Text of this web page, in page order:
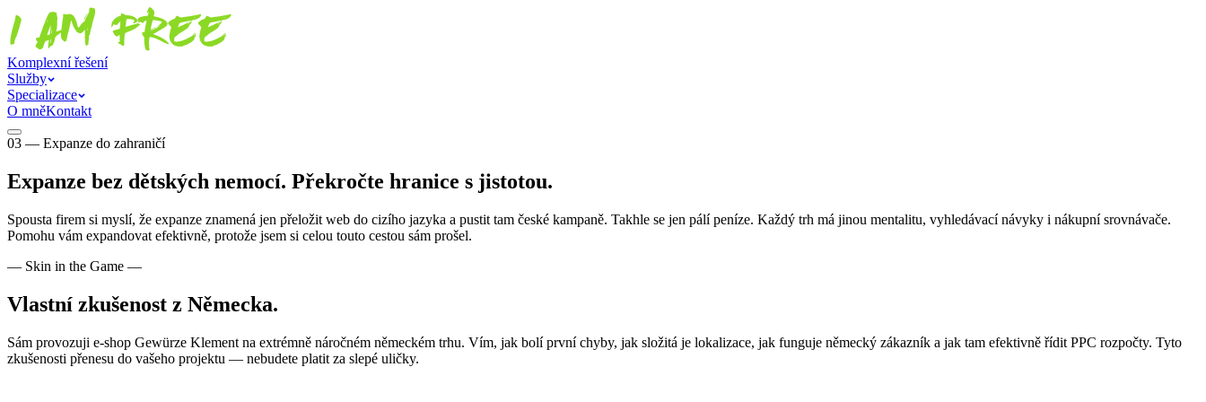
Komplexní řešení
Služby
Specializace
O mněKontakt
03 — Expanze do zahraničí
Expanze bez dětských nemocí. Překročte hranice s jistotou.
Spousta firem si myslí, že expanze znamená jen přeložit web do cizího jazyka a pustit tam české kampaně. Takhle se jen pálí peníze. Každý trh má jinou mentalitu, vyhledávací návyky i nákupní srovnávače.
Pomohu vám expandovat efektivně, protože jsem si celou touto cestou sám prošel.
— Skin in the Game —
Vlastní zkušenost z Německa.
Sám provozuji e-shop Gewürze Klement na extrémně náročném německém trhu. Vím, jak bolí první chyby, jak složitá je lokalizace, jak funguje německý zákazník a jak tam efektivně řídit PPC rozpočty. Tyto
zkušenosti přenesu do vašeho projektu — nebudete platit za slepé uličky.